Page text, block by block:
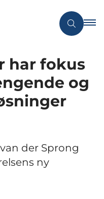
har fokus
og
der Sprong
ny